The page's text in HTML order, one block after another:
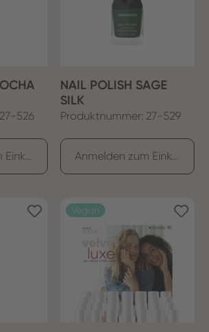
526
NAIL POLISH SAGE
SILK
Produktnummer: 27-529
Vegan